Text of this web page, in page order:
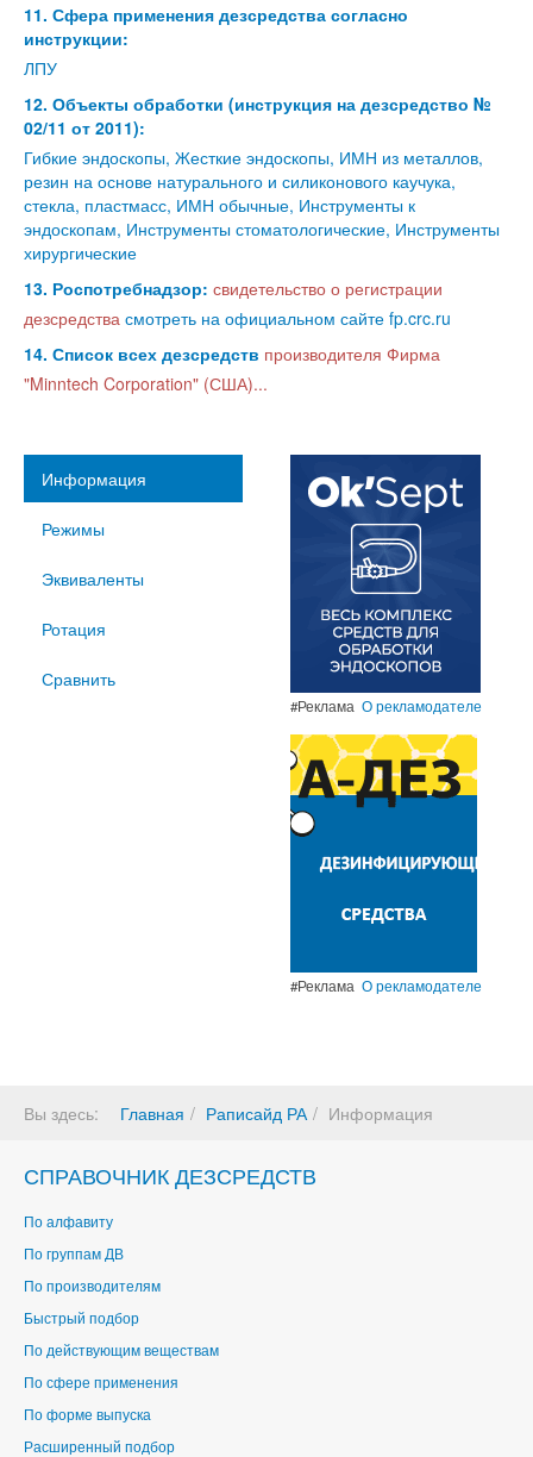
11. Сфера применения дезсредства согласно
инструкции:
ЛПУ
12. Объекты обработки (инструкция на дезсредство №
02/11 от 2011):
Гибкие эндоскопы, Жесткие эндоскопы, ИМН из металлов,
резин на основе натурального и силиконового каучука,
стекла, пластмасс, ИМН обычные, Инструменты к
эндоскопам, Инструменты стоматологические, Инструменты
хирургические
13. Роспотребнадзор: свидетельство о регистрации
дезсредства смотреть на официальном сайте fp.crc.ru
14. Список всех дезсредств производителя Фирма
"Minntech Corporation" (США)...
Информация
Режимы
Эквиваленты
Ротация
Сравнить
#Реклама О рекламодателе
#Реклама О рекламодателе
Вы здесь: Главная Раписайд РА Информация
СПРАВОЧНИК ДЕЗСРЕДСТВ
По алфавиту
По группам ДВ
По производителям
Быстрый подбор
По действующим веществам
По сфере применения
По форме выпуска
Расширенный подбор